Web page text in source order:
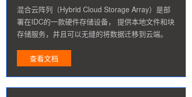
混合云阵列（Hybrid Cloud Storage Array）是部
署在IDC的一款硬件存储设备， 提供本地文件和块
存储服务，并且可以无缝的将数据迁移到云端。
查看文档